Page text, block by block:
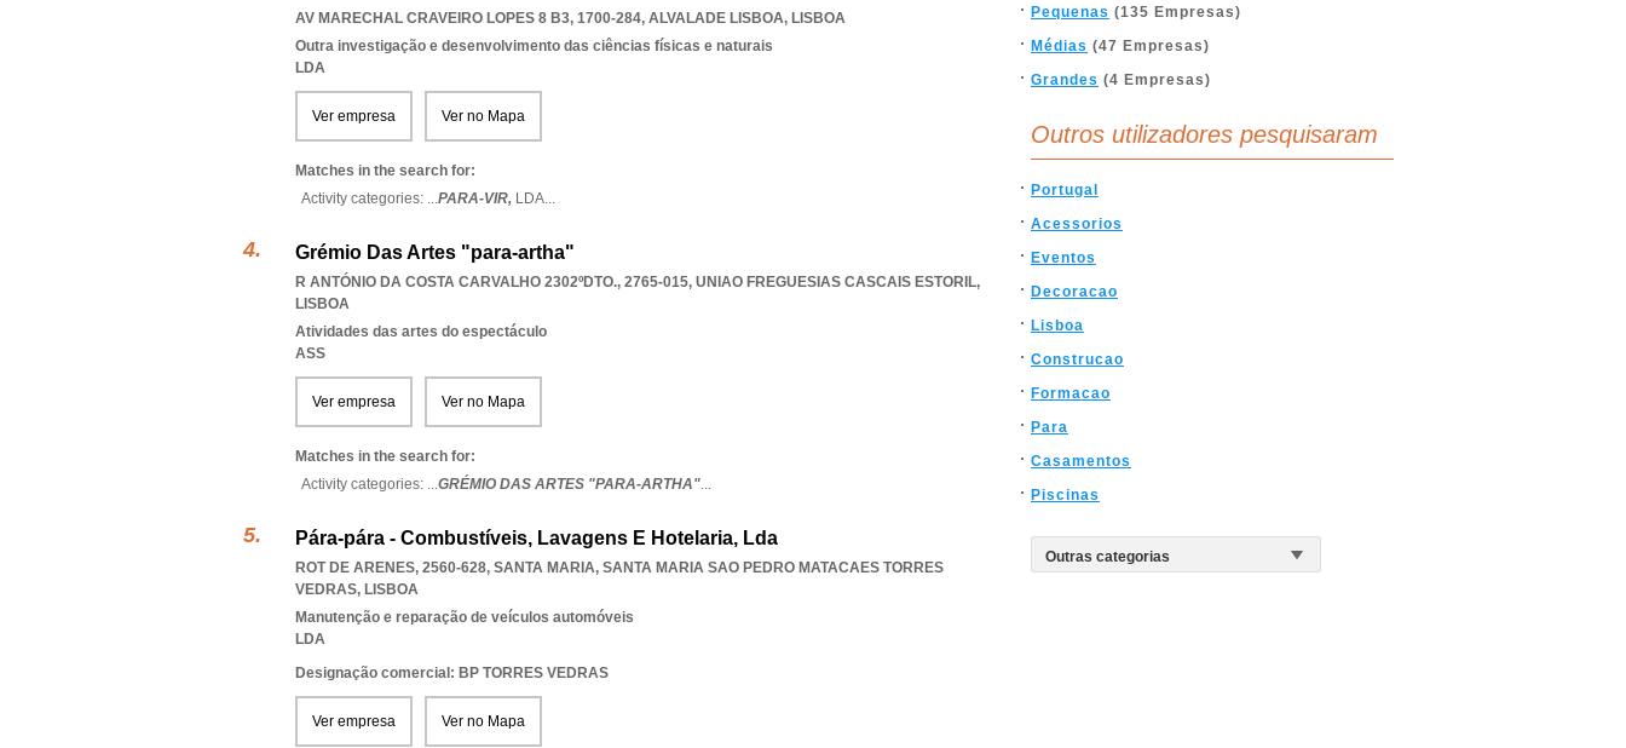
AV MARECHAL CRAVEIRO LOPES 8 B3, 1700-284, ALVALADE LISBOA, LISBOA
Outra investigação e desenvolvimento das ciências físicas e naturais
LDA
Ver empresa Ver no Mapa
Matches in the search for:
Activity categories: ...PARA-VIR, LDA...
Grémio Das Artes "para-artha"
R ANTÓNIO DA COSTA CARVALHO 2302ºDTO., 2765-015, UNIAO FREGUESIAS CASCAIS ESTORIL,
LISBOA
Atividades das artes do espectáculo
ASS
Ver empresa Ver no Mapa
Matches in the search for:
Activity categories: ...GRÉMIO DAS ARTES "PARA-ARTHA"...
Pára-pára - Combustíveis, Lavagens E Hotelaria, Lda
ROT DE ARENES, 2560-628, SANTA MARIA, SANTA MARIA SAO PEDRO MATACAES TORRES
VEDRAS, LISBOA
Manutenção e reparação de veículos automóveis
LDA
Designação comercial: BP TORRES VEDRAS
Ver empresa Ver no Mapa
Pequenas (135 Empresas)
Médias (47 Empresas)
Grandes (4 Empresas)
Outros utilizadores pesquisaram
Portugal
Acessorios
Eventos
Decoracao
Lisboa
Construcao
Formacao
Para
Casamentos
Piscinas